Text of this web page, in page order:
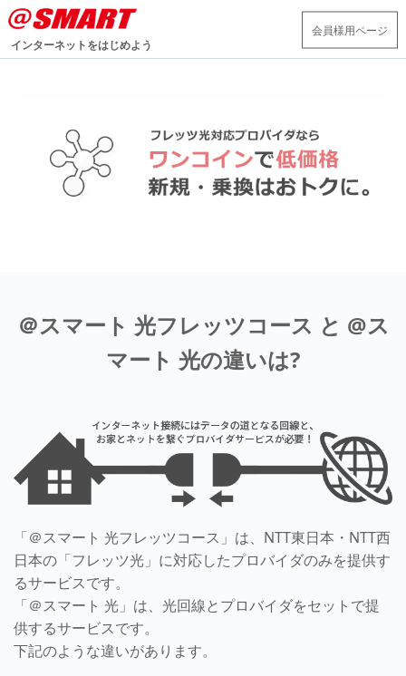
インターネットをはじめよう
会員様用ページ
＠スマート 光フレッツコース と @ス
マート 光の違いは?
「＠スマート 光フレッツコース」は、NTT東日本・NTT西
日本の「フレッツ光」に対応したプロバイダのみを提供す
るサービスです。
「＠スマート 光」は、光回線とプロバイダをセットで提
供するサービスです。
下記のような違いがあります。